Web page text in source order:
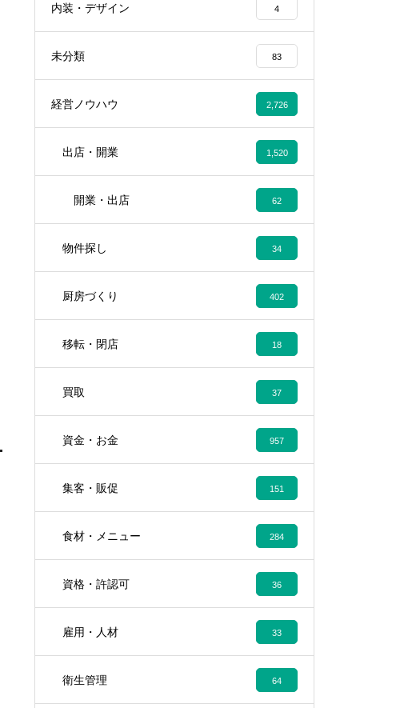
内装・デザイン 4
未分類 83
経営ノウハウ 2,726
出店・開業 1,520
開業・出店 62
物件探し 34
厨房づくり 402
移転・閉店 18
買取 37
資金・お金 957
集客・販促 151
食材・メニュー 284
資格・許認可 36
雇用・人材 33
衛生管理 64